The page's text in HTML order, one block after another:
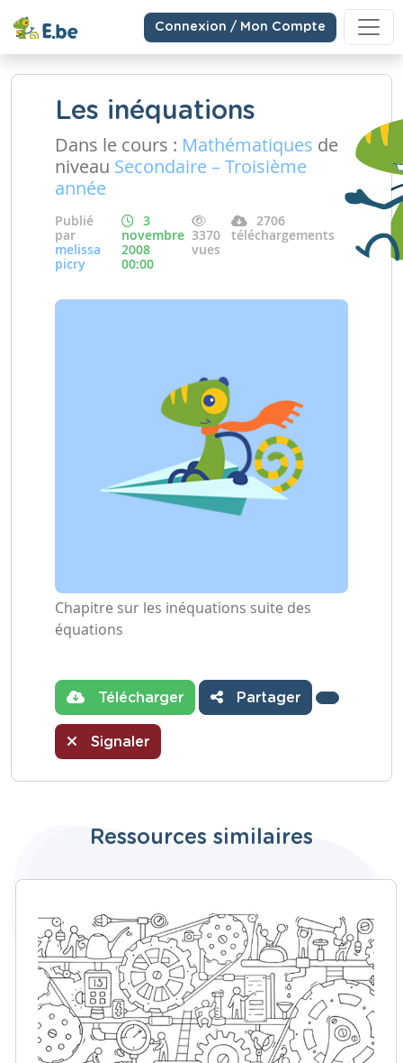
Connexion / Mon Compte
Les inéquations
Dans le cours : Mathématiques de
niveau Secondaire – Troisième
année
Publié
par
melissa
picry
3
novembre
2008
00:00
3370
vues
2706
téléchargements
Chapitre sur les inéquations suite des
équations
Télécharger Partager
Signaler
Ressources similaires